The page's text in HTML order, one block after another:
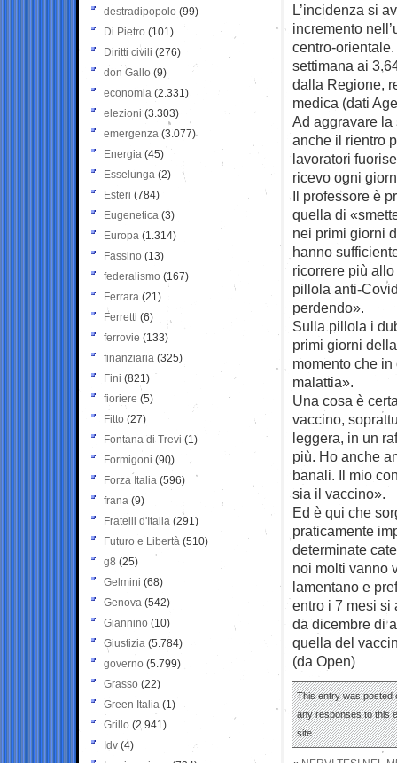
L’incidenza si
incremento
centro-
settimana ai
dalla Regione,
medica (dati
Ad aggravare
anche il rientro
lavoratori
ricevo ogni
Il professore è
quella di
nei primi giorni
hanno
ricorrere più
pillola anti-
perdendo».
Sulla pillola i
primi giorni
momento che
malattia».
Una cosa è
vaccino,
leggera, in un
più. Ho anche
banali. Il mio
sia il vaccino».
Ed è qui che
praticamente
determinate
noi molti vanno
lamentano e
entro i 7 mesi si
da dicembre di
quella del
(da Open)
This entry was posted
any responses to this
site.
destradipopolo (99)
Di Pietro (101)
Diritti civili (276)
don Gallo (9)
economia (2.331)
elezioni (3.303)
emergenza (3.077)
Energia (45)
Esselunga (2)
Esteri (784)
Eugenetica (3)
Europa (1.314)
Fassino (13)
federalismo (167)
Ferrara (21)
Ferretti (6)
ferrovie (133)
finanziaria (325)
Fini (821)
fioriere (5)
Fitto (27)
Fontana di Trevi (1)
Formigoni (90)
Forza Italia (596)
frana (9)
Fratelli d'Italia (291)
Futuro e Libertà (510)
g8 (25)
Gelmini (68)
Genova (542)
Giannino (10)
Giustizia (5.784)
governo (5.799)
Grasso (22)
Green Italia (1)
Grillo (2.941)
Idv (4)